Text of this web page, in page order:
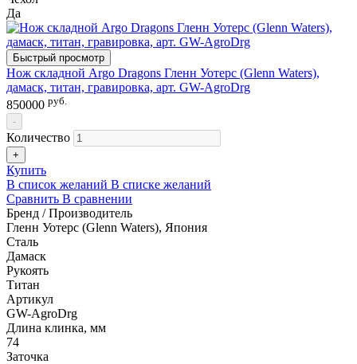
Да
Быстрый просмотр
Нож складной Argo Dragons Гленн Уотерс (Glenn Waters),
дамаск, титан, гравировка, арт. GW-AgroDrg
850000 руб.
-
Количество
+
Купить
В список желаний В списке желаний
Сравнить В сравнении
Бренд / Производитель
Гленн Уотерс (Glenn Waters), Япония
Сталь
Дамаск
Рукоять
Титан
Артикул
GW-AgroDrg
Длина клинка, мм
74
Заточка